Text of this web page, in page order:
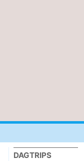
DAGTRIPS